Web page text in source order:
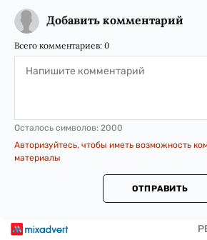
Добавить комментарий
Всего комментариев: 0
Осталось символов: 2000
Авторизуйтесь, чтобы иметь возможность
материалы
ОТПРАВИТЬ